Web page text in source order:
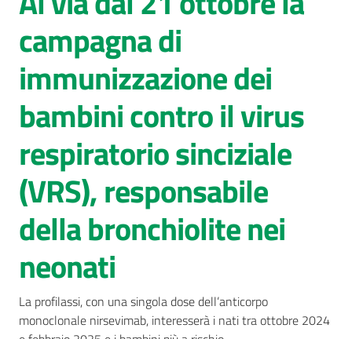
Servizi
Luoghi
di
cura
AUSL
Comunica
Carta
dei
campagna di
immunizzazione dei
bambini contro il virus
respiratorio sinciziale
(VRS), responsabile
della bronchiolite nei
neonati
La profilassi, con una singola dose dell’anticorpo
monoclonale nirsevimab, interesserà i nati tra ottobre 2024